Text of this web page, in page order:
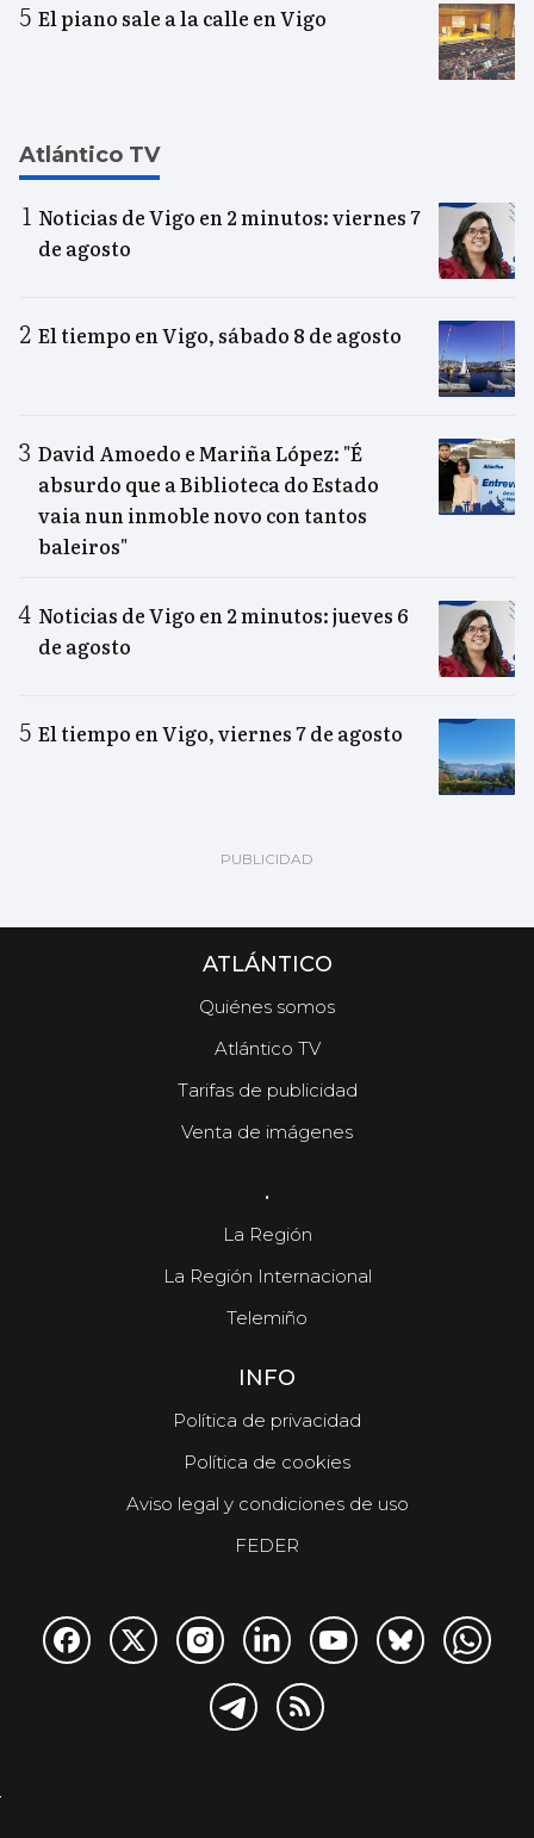
El piano sale a la calle en Vigo
Atlántico TV
Noticias de Vigo en 2 minutos: viernes 7
de agosto
El tiempo en Vigo, sábado 8 de agosto
David Amoedo e Mariña López: "É
absurdo que a Biblioteca do Estado
vaia nun inmoble novo con tantos
baleiros"
Noticias de Vigo en 2 minutos: jueves 6
de agosto
El tiempo en Vigo, viernes 7 de agosto
ATLÁNTICO
Quiénes somos
Atlántico TV
Tarifas de publicidad
Venta de imágenes
.
La Región
La Región Internacional
Telemiño
INFO
Política de privacidad
Política de cookies
Aviso legal y condiciones de uso
FEDER